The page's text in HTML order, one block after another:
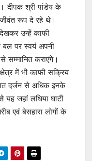
दीपक श्री पांडेय के
रूप दे रहे थे।
उन्हें काफी
बल पर स्वयं अपनी
सम्मानित कराएंगे।
में भी काफी सक्रिय
दर्जन से अधिक इनके
जहां लधिया घाटी
एवं बेसहारा लोगों के